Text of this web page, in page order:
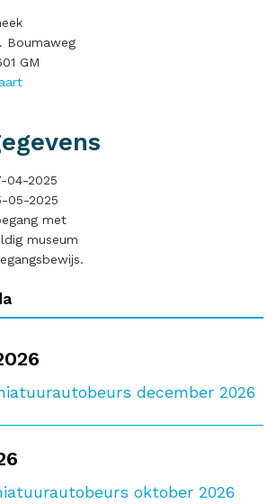
Boumaweg
GM
04-2025
05-2025
met
museum
december 2026
oktober 2026